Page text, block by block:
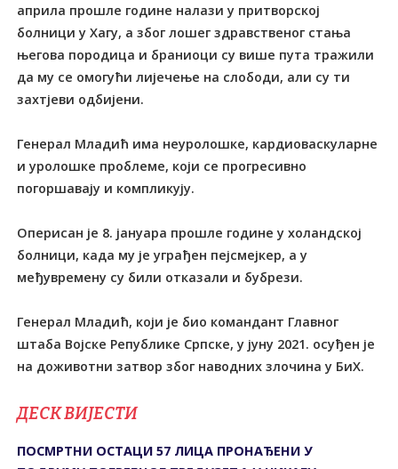
априла прошле године налази у притворској
болници у Хагу, а због лошег здравственог стања
његова породица и браниоци су више пута тражили
да му се омогући лијечење на слободи, али су ти
захтјеви одбијени.
Генерал Младић има неуролошке, кардиоваскуларне
и уролошке проблеме, који се прогресивно
погоршавају и компликују.
Оперисан је 8. јануара прошле године у холандској
болници, када му је уграђен пејсмејкер, а у
међувремену су били отказали и бубрези.
Генерал Младић, који је био командант Главног
штаба Војске Републике Српске, у јуну 2021. осуђен је
на доживотни затвор због наводних злочина у БиХ.
ДЕСК ВИЈЕСТИ
ПОСМРТНИ ОСТАЦИ 57 ЛИЦА ПРОНАЂЕНИ У